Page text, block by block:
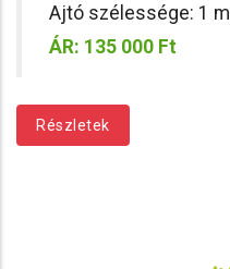
Ajtó szélessége: 1 m
ÁR: 135 000 Ft
Részletek